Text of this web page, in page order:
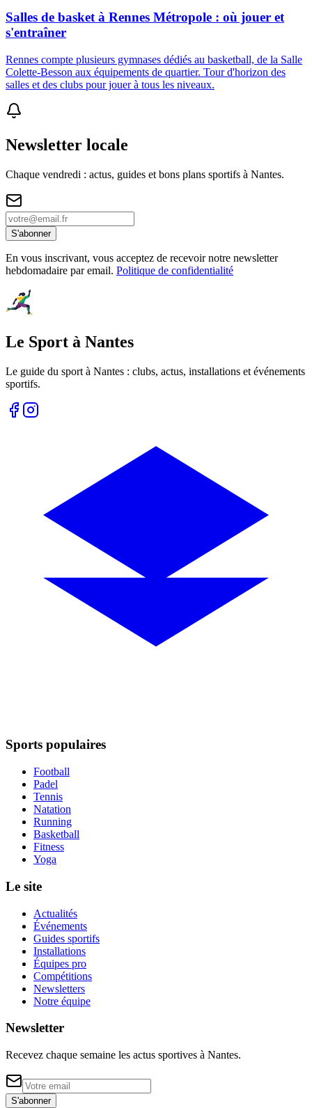
Salles de basket à Rennes Métropole : où jouer et
s'entraîner
Rennes compte plusieurs gymnases dédiés au basketball, de la Salle
Colette-Besson aux équipements de quartier. Tour d'horizon des
salles et des clubs pour jouer à tous les niveaux.
Newsletter locale
Chaque vendredi : actus, guides et bons plans sportifs à Nantes.
S'abonner
En vous inscrivant, vous acceptez de recevoir notre newsletter
hebdomadaire par email. Politique de confidentialité
Le Sport à Nantes
Le guide du sport à Nantes : clubs, actus, installations et événements
sportifs.
Sports populaires
Football
Padel
Tennis
Natation
Running
Basketball
Fitness
Yoga
Le site
Actualités
Événements
Guides sportifs
Installations
Équipes pro
Compétitions
Newsletters
Notre équipe
Newsletter
Recevez chaque semaine les actus sportives à Nantes.
S'abonner